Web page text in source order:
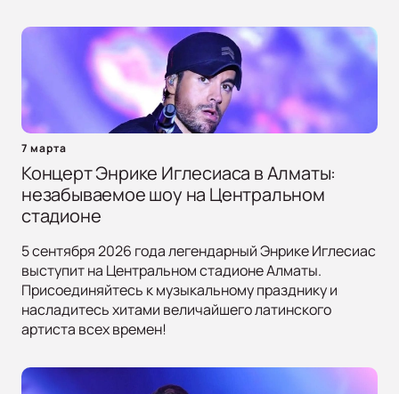
7 марта
Концерт Энрике Иглесиаса в Алматы:
незабываемое шоу на Центральном
стадионе
5 сентября 2026 года легендарный Энрике Иглесиас
выступит на Центральном стадионе Алматы.
Присоединяйтесь к музыкальному празднику и
насладитесь хитами величайшего латинского
артиста всех времен!